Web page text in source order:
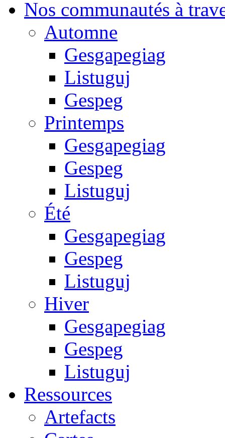
Nos communautés à
Automne
Gesgapegiag
Listuguj
Gespeg
Printemps
Gesgapegiag
Gespeg
Listuguj
Été
Gesgapegiag
Gespeg
Listuguj
Hiver
Gesgapegiag
Gespeg
Listuguj
Ressources
Artefacts